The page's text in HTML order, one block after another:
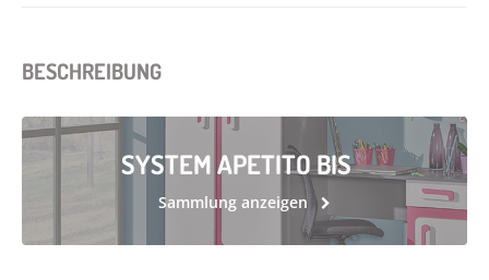
BESCHREIBUNG
SYSTEM APETITO BIS
Sammlung anzeigen